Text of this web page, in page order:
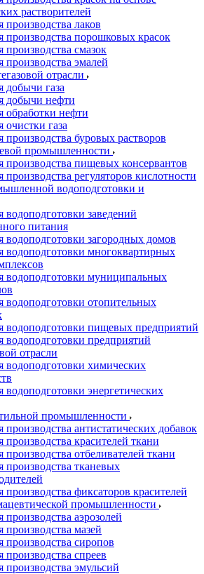
растворителей
лаков
производства порошковых красок
смазок
производства эмалей
отрасли
добычи газа
добычи нефти
обработки нефти
газа
буровых растворов
промышленности
производства пищевых консервантов
регуляторов кислотности
водоподготовки и
водоподготовки заведений
питания
водоподготовки загородных домов
водоподготовки многоквартирных
водоподготовки муниципальных
водоподготовки отопительных
водоподготовки пищевых предприятий
водоподготовки предприятий
отрасли
водоподготовки химических
водоподготовки энергетических
промышленности
антистатических добавок
красителей ткани
отбеливателей ткани
производства тканевых
фиксаторов красителей
промышленности
аэрозолей
мазей
производства сиропов
спреев
производства эмульсий